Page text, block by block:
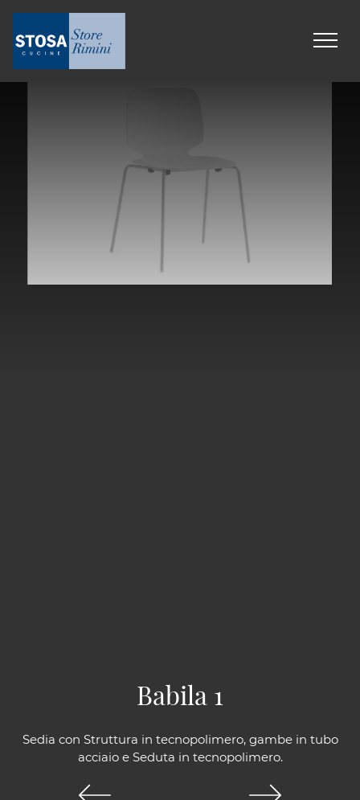
Sedia con Struttura in tecnopolimero, gambe in tubo
acciaio e Seduta in tecnopolimero.
Babila 1